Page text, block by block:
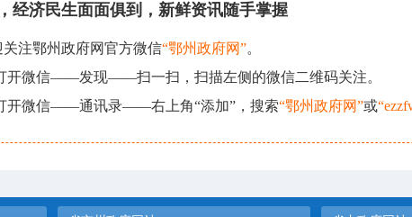
经济民生面面俱到，新鲜资讯随手掌握
关注鄂州政府网官方微信“鄂州政府网”。
开微信——发现——扫一扫，扫描左侧的微信二维码关注。
开微信——通讯录——右上角“添加”，搜索“鄂州政府网”或